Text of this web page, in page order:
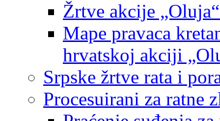
Žrtve akcije
Mape pravaca
hrvatskoj akciji
Srpske žrtve rata i
Procesuirani za ratne